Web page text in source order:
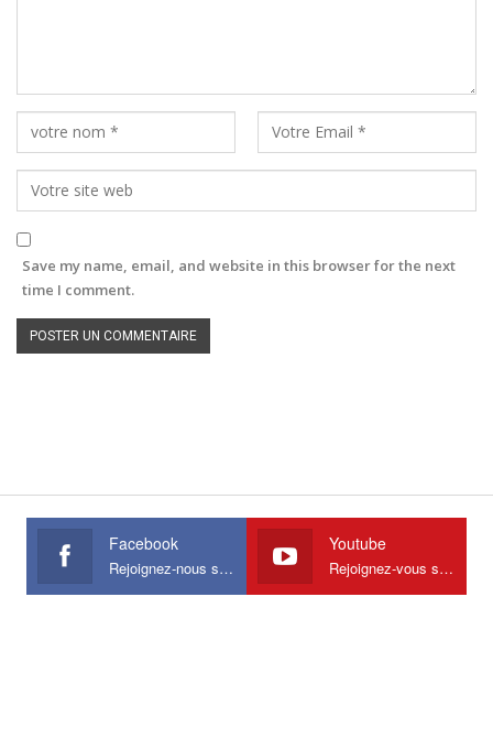
Save my name, email, and website in this browser for the next
time I comment.
Facebook
Rejoignez-nous sur Facebook
Youtube
Rejoignez-vous sur Youtube